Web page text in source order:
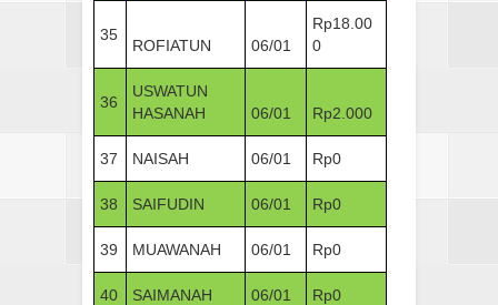
35
ROFIATUN 06/01
Rp18.00
0
36
USWATUN
HASANAH
06/01 Rp2.000
37 NAISAH 06/01 Rp0
38 SAIFUDIN 06/01 Rp0
39 MUAWANAH 06/01 Rp0
40 SAIMANAH 06/01 Rp0